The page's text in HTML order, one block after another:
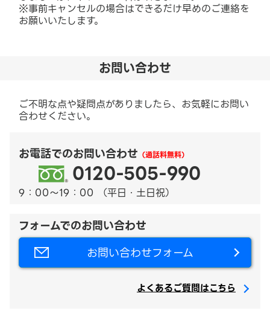
※事前キャンセルの場合はできるだけ早めのご連絡を
お願いいたします。
お問い合わせ
ご不明な点や疑問点がありましたら、お気軽にお問い
合わせください。
お電話でのお問い合わせ （通話料無料）
0120-505-990
9：00～19：00 （平日・土日祝）
フォームでのお問い合わせ
お問い合わせフォーム
よくあるご質問はこちら